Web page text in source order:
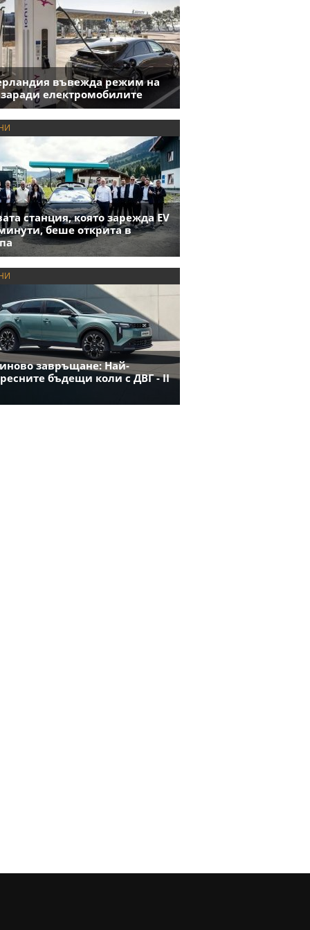
въвежда режим на
заради електромобилите
станция, която зарежда EV
беше открита в
завръщане: Най-
бъдещи коли с ДВГ - II